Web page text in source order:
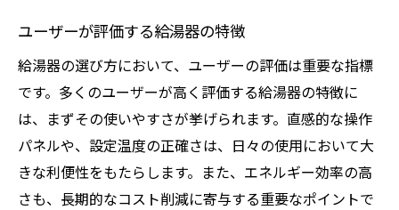
ユーザーが評価する給湯器の特徴
給湯器の選び方において、ユーザーの評価は重要な指標
です。多くのユーザーが高く評価する給湯器の特徴に
は、まずその使いやすさが挙げられます。直感的な操作
パネルや、設定温度の正確さは、日々の使用において大
きな利便性をもたらします。また、エネルギー効率の高
さも、長期的なコスト削減に寄与する重要なポイントで